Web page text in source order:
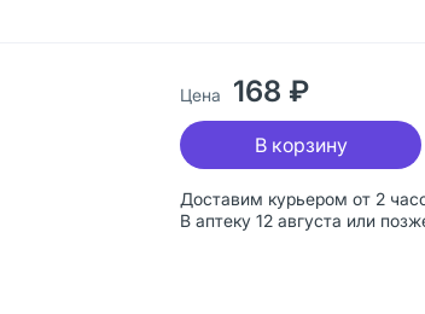
Доставим курьером от 2
В аптеку 12 августа или
Цена 168 ₽
В корзину